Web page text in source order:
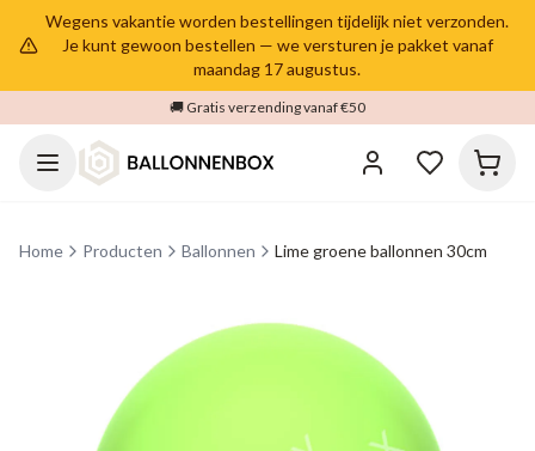
Wegens vakantie worden bestellingen tijdelijk niet verzonden.
Je kunt gewoon bestellen — we versturen je pakket vanaf
maandag 17 augustus.
🚚 Gratis verzending vanaf €50
Home Producten Ballonnen Lime groene ballonnen 30cm